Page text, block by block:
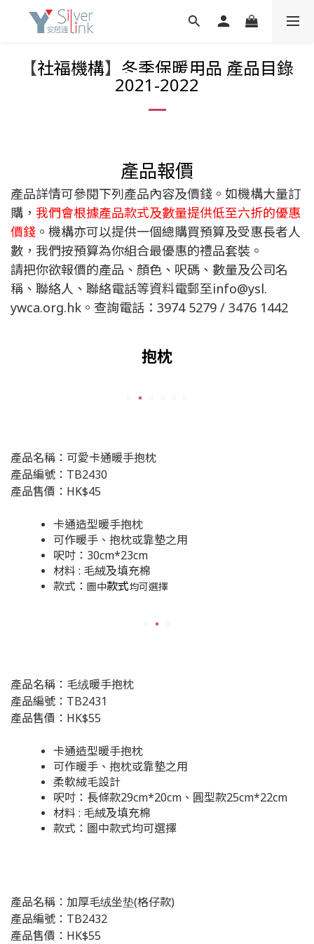
【社福機構】 冬季保暖用品 產品目錄
2021-2022
產品報價
產品詳情可參閱下列產品內容及價錢。如機構大量訂
購， 我們會根據產品款式及數量提供低至六折的優惠
價錢 。機構亦可以提供一個總購買預算及受惠長者人
數，我們按預算為你組合最優惠的禮品套裝。
請把你欲報價的產品、顏色、呎碼、數量及公司名
稱、聯絡人、聯絡電話等資料電郵至info@ysl.
ywca.org.hk。 查詢電話：3974 5279 / 3476 1442
抱枕
產品名稱：可愛卡通暖手抱枕
產品編號：TB2430
產品售價：HK$45
卡通造型暖手抱枕
可作暖手、抱枕或靠墊之用
呎吋：30cm*23cm
材料 : 毛絨及填充棉
款式： 圖中款式均可選擇
產品名稱：毛绒暖手抱枕
產品編號：TB2431
產品售價：HK$55
卡通造型暖手抱枕
可作暖手、抱枕或靠墊之用
柔軟絨毛設計
呎吋：長條款29cm*20cm、圓型款25cm*22cm
材料 : 毛絨及填充棉
款式：圖中款式均可選擇
產品名稱：加厚毛绒坐垫(格仔款)
產品編號：TB2432
產品售價：HK$55